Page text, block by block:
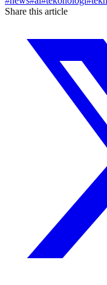
Share this article